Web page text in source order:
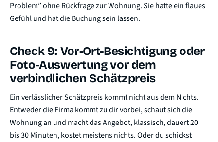
Problem” ohne Rückfrage zur Wohnung. Sie hatte ein flaues
Gefühl und hat die Buchung sein lassen.
Check 9: Vor-Ort-Besichtigung oder
Foto-Auswertung vor dem
verbindlichen Schätzpreis
Ein verlässlicher Schätzpreis kommt nicht aus dem Nichts.
Entweder die Firma kommt zu dir vorbei, schaut sich die
Wohnung an und macht das Angebot, klassisch, dauert 20
bis 30 Minuten, kostet meistens nichts. Oder du schickst